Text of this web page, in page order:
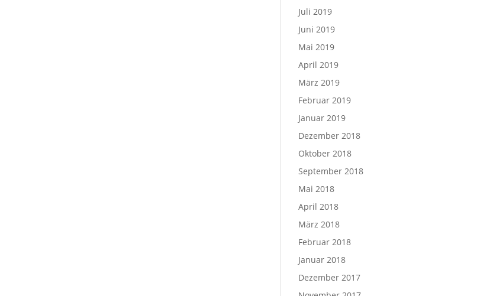
Juli 2019
Juni 2019
Mai 2019
April 2019
März 2019
Februar 2019
Januar 2019
Dezember 2018
Oktober 2018
September 2018
Mai 2018
April 2018
März 2018
Februar 2018
Januar 2018
Dezember 2017